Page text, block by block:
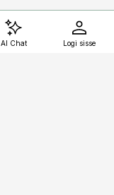
AI Chat Logi sisse